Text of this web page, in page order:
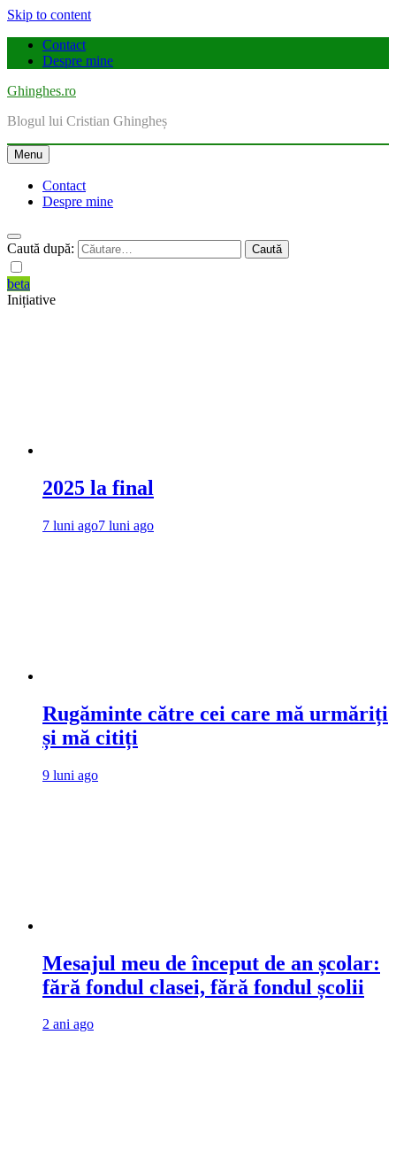
Skip to content
Contact
Despre mine
Ghinghes.ro
Blogul lui Cristian Ghingheș
Menu
Contact
Despre mine
Caută după:
beta
Inițiative
2025 la final
7 luni ago7 luni ago
Rugăminte către cei care mă urmăriți
și mă citiți
9 luni ago
Mesajul meu de început de an școlar:
fără fondul clasei, fără fondul școlii
2 ani ago